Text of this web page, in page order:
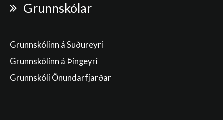
Grunnskólar
Grunnskólinn á Suðureyri
Grunnskólinn á Þingeyri
Grunnskóli Önundarfjarðar